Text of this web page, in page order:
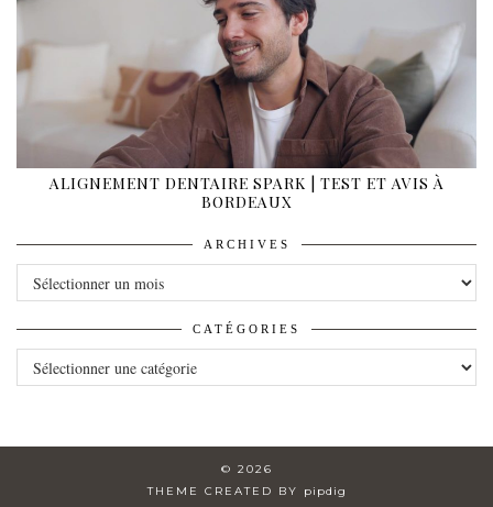
ALIGNEMENT DENTAIRE SPARK | TEST ET AVIS À
BORDEAUX
ARCHIVES
ARCHIVES
CATÉGORIES
CATÉGORIES
© 2026
THEME CREATED BY
pipdig